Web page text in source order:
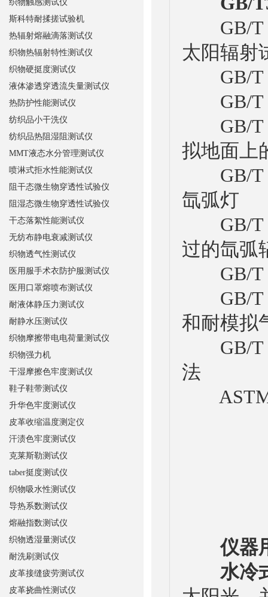
GB/T
太阳辐射
GB/T
GB/T
GB/T
拟地面上
GB/T
氙弧灯
GB/T
过的氙弧
GB/T
GB/T
和耐模拟
GB/T
法
ASTM
仪器
水冷
织物触感测试仪
斯科特耐揉搓试验机
热辐射熔融滴落测试仪
织物热辐射特性测试仪
织物硬挺度测试仪
液体渗透穿透流失量测试仪
热防护性能测试仪
纺织品小干洗仪
纺织品热阻湿阻测试仪
MMT液态水分管理测试仪
喷淋式拒水性能测试仪
阻干态微生物穿透性试验仪
阻湿态微生物穿透性试验仪
干态落絮性能测试仪
无纺布静电衰减测试仪
织物透气性测试仪
医用服手术衣防护服测试仪
医用口罩熔喷布测试仪
耐液体静压力测试仪
耐静水压测试仪
织物摩擦带电电荷量测试仪
织物强力机
干湿摩擦色牢度测试仪
鞋子鞋带测试仪
升华色牢度测试仪
皮革收缩温度测定仪
汗渍色牢度测试仪
克莱斯勒测试仪
taber挺度测试仪
织物吸水性测试仪
导热系数测试仪
熔融指数测试仪
织物透湿量测试仪
耐洗刷测试仪
皮革接缝疲劳测试仪
皮革挠曲性测试仪